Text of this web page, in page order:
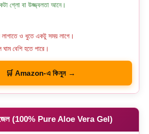
গ্লো বা উজ্জ্বলতা আনে।
ও ধুতে একটু সময় লাগে।
বেশি হতে পারে।
🛒 Amazon-এ কিনুন →
জেল (100% Pure Aloe Vera Gel)